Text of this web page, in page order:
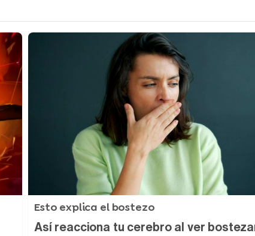
Esto explica el bostezo
Así reacciona tu cerebro al ver